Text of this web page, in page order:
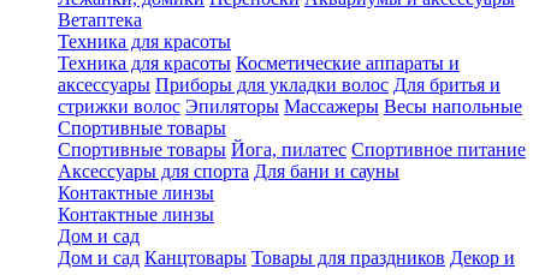
Ветаптека
Техника для красоты
Техника для красоты Косметические аппараты и
аксессуары Приборы для укладки волос Для бритья и
стрижки волос Эпиляторы Массажеры Весы напольные
Спортивные товары
Спортивные товары Йога, пилатес Спортивное питание
Аксессуары для спорта Для бани и сауны
Контактные линзы
Контактные линзы
Дом и сад
Дом и сад Канцтовары Товары для праздников Декор и